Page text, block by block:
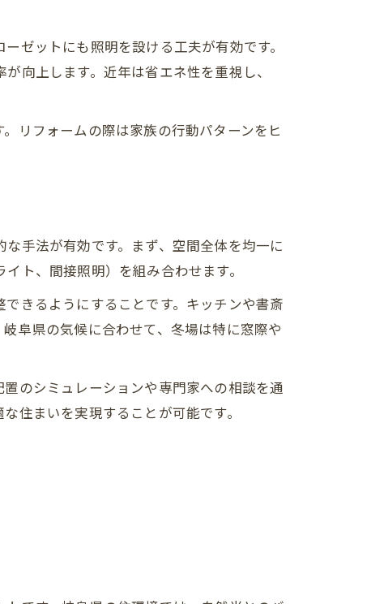
ゼットにも照明を設ける工夫が有効です。
向上します。近年は省エネ性を重視し、
リフォームの際は家族の行動パターンをヒ
手法が有効です。まず、空間全体を均一に
ト、間接照明）を組み合わせます。
きるようにすることです。キッチンや書斎
阜県の気候に合わせて、冬場は特に窓際や
のシミュレーションや専門家への相談を通
住まいを実現することが可能です。